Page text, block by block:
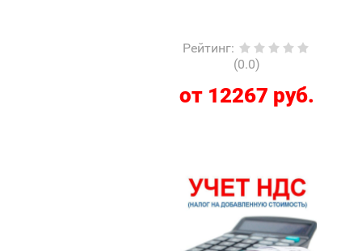
Рейтинг:
(0.0)
от 12267 руб.